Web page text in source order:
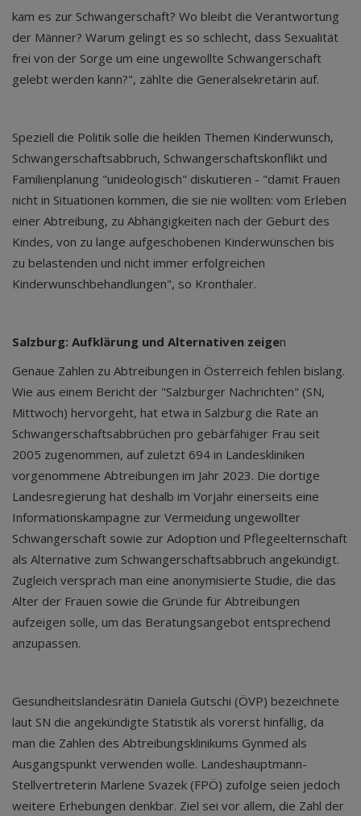
kam es zur Schwangerschaft? Wo bleibt die Verantwortung
der Männer? Warum gelingt es so schlecht, dass Sexualität
frei von der Sorge um eine ungewollte Schwangerschaft
gelebt werden kann?", zählte die Generalsekretärin auf.
Speziell die Politik solle die heiklen Themen Kinderwunsch,
Schwangerschaftsabbruch, Schwangerschaftskonflikt und
Familienplanung "unideologisch" diskutieren - "damit Frauen
nicht in Situationen kommen, die sie nie wollten: vom Erleben
einer Abtreibung, zu Abhängigkeiten nach der Geburt des
Kindes, von zu lange aufgeschobenen Kinderwünschen bis
zu belastenden und nicht immer erfolgreichen
Kinderwunschbehandlungen", so Kronthaler.
Salzburg: Aufklärung und Alternativen zeigen
Genaue Zahlen zu Abtreibungen in Österreich fehlen bislang.
Wie aus einem Bericht der "Salzburger Nachrichten" (SN,
Mittwoch) hervorgeht, hat etwa in Salzburg die Rate an
Schwangerschaftsabbrüchen pro gebärfähiger Frau seit
2005 zugenommen, auf zuletzt 694 in Landeskliniken
vorgenommene Abtreibungen im Jahr 2023. Die dortige
Landesregierung hat deshalb im Vorjahr einerseits eine
Informationskampagne zur Vermeidung ungewollter
Schwangerschaft sowie zur Adoption und Pflegeelternschaft
als Alternative zum Schwangerschaftsabbruch angekündigt.
Zugleich versprach man eine anonymisierte Studie, die das
Alter der Frauen sowie die Gründe für Abtreibungen
aufzeigen solle, um das Beratungsangebot entsprechend
anzupassen.
Gesundheitslandesrätin Daniela Gutschi (ÖVP) bezeichnete
laut SN die angekündigte Statistik als vorerst hinfällig, da
man die Zahlen des Abtreibungsklinikums Gynmed als
Ausgangspunkt verwenden wolle. Landeshauptmann-
Stellvertreterin Marlene Svazek (FPÖ) zufolge seien jedoch
weitere Erhebungen denkbar. Ziel sei vor allem, die Zahl der